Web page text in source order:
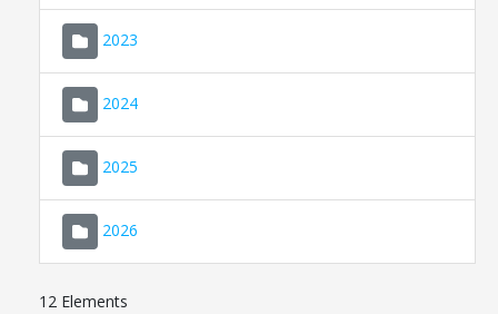
2023
2024
2025
2026
12 Elements